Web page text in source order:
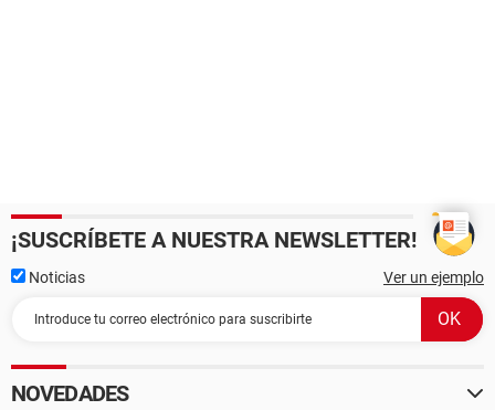
¡SUSCRÍBETE A NUESTRA NEWSLETTER!
Noticias Ver un ejemplo
NOVEDADES